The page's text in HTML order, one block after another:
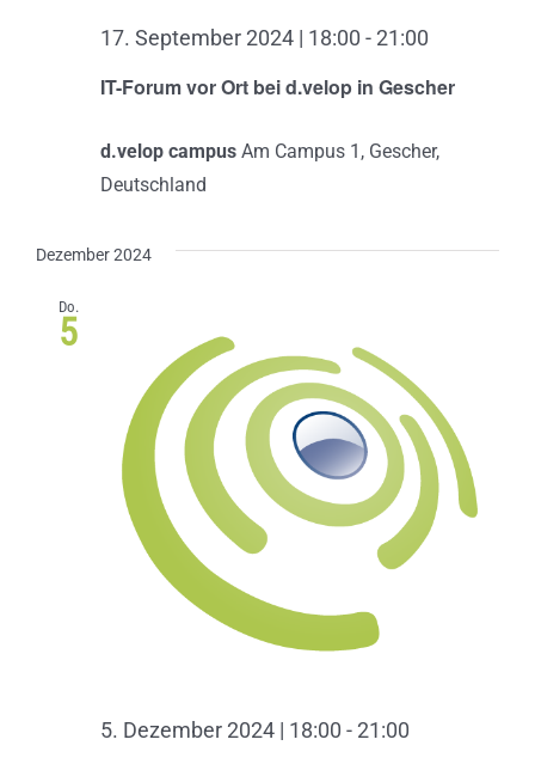
IT-Forum vor Ort bei d.velop in Gescher
17. September 2024 | 18:00 - 21:00
d.velop campus Am Campus 1, Gescher,
Deutschland
Dezember 2024
Do.
5
5. Dezember 2024 | 18:00 - 21:00